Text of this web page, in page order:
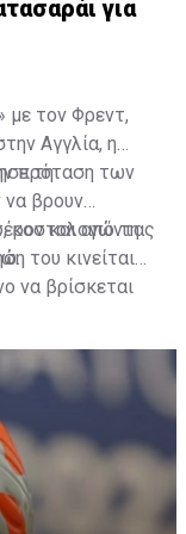
για
με τον Φρεντ,
Αγγλία, η
τη
πρόταση των
βρουν
κοστολογώντας
και από τη
του κινείται
να βρίσκεται